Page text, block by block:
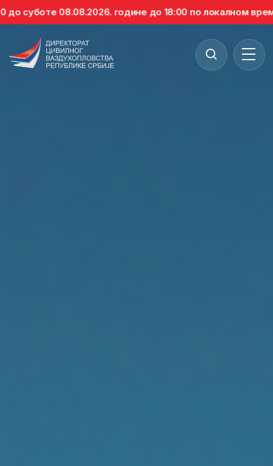
године до 18:00 по локалном времену,